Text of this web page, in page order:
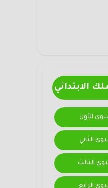
الابتدائي
الأول
الثاني
الثالث
الرابع